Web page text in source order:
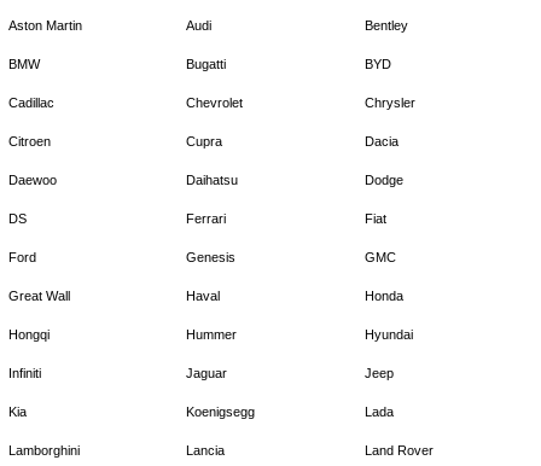
Aston Martin Audi Bentley
BMW Bugatti BYD
Cadillac Chevrolet Chrysler
Citroen Cupra Dacia
Daewoo Daihatsu Dodge
DS Ferrari Fiat
Ford Genesis GMC
Great Wall Haval Honda
Hongqi Hummer Hyundai
Infiniti Jaguar Jeep
Kia Koenigsegg Lada
Lamborghini Lancia Land Rover